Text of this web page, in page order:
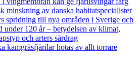
minskning av danska habitatspecialister
spridning till nya områden i Sverige och
under 120 år– betydelsen av klimat,
och arters särdrag
kamgräsfjärilar hotas av allt torrare